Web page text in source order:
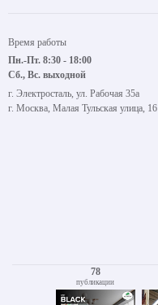
Время работы
Пн.-Пт. 8:30 - 18:00
Сб., Вс. выходной
г. Электросталь, ул. Рабочая 35а
г. Москва, Малая Тульская улица, 16
78
публикации